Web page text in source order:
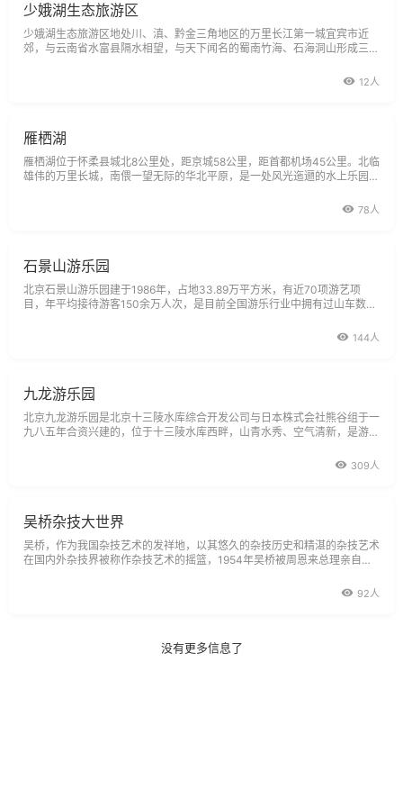
少娥湖生态旅游区
少娥湖生态旅游区地处川、滇、黔金三角地区的万里长江第一城宜宾市近
郊，与云南省水富县隔水相望，与天下闻名的蜀南竹海、石海洞山形成三点
12人
雁栖湖
雁栖湖位于怀柔县城北8公里处，距京城58公里，距首都机场45公里。北临
雄伟的万里长城，南偎一望无际的华北平原，是一处风光迤逦的水上乐园。
名。近处来，时有白天鹅、淡水鸥来湖中戏水，为湖区增添了勃勃生机。雁
78人
石景山游乐园
北京石景山游乐园建于1986年，占地33.89万平方米，有近70项游艺项
目，年平均接待游客150余万人次，是目前全国游乐行业中拥有过山车数量
144人
九龙游乐园
北京九龙游乐园是北京十三陵水库综合开发公司与日本株式会社熊谷组于一
九八五年合资兴建的，位于十三陵水库西畔，山青水秀、空气清新，是游人
309人
吴桥杂技大世界
吴桥，作为我国杂技艺术的发祥地，以其悠久的杂技历史和精湛的杂技艺术
在国内外杂技界被称作杂技艺术的摇篮，1954年吴桥被周恩来总理亲自命
这句流传千年至今的民谣生动反映了吴桥杂技文化的广泛性和深厚的
92人
没有更多信息了